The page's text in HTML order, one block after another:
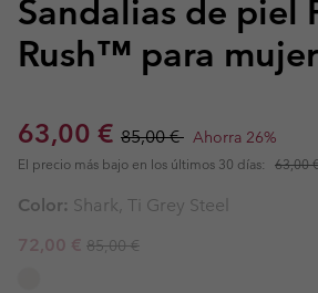
Sandalias de piel
Rush™ para mujer
Sale price:
63,00 € Regular price:
85,00 € Ahorra 26%
El precio más bajo en los últimos 30 días: 63,00
Color: Shark, Ti Grey Steel
Sale price:
72,00 € Regular price:
85,00 €